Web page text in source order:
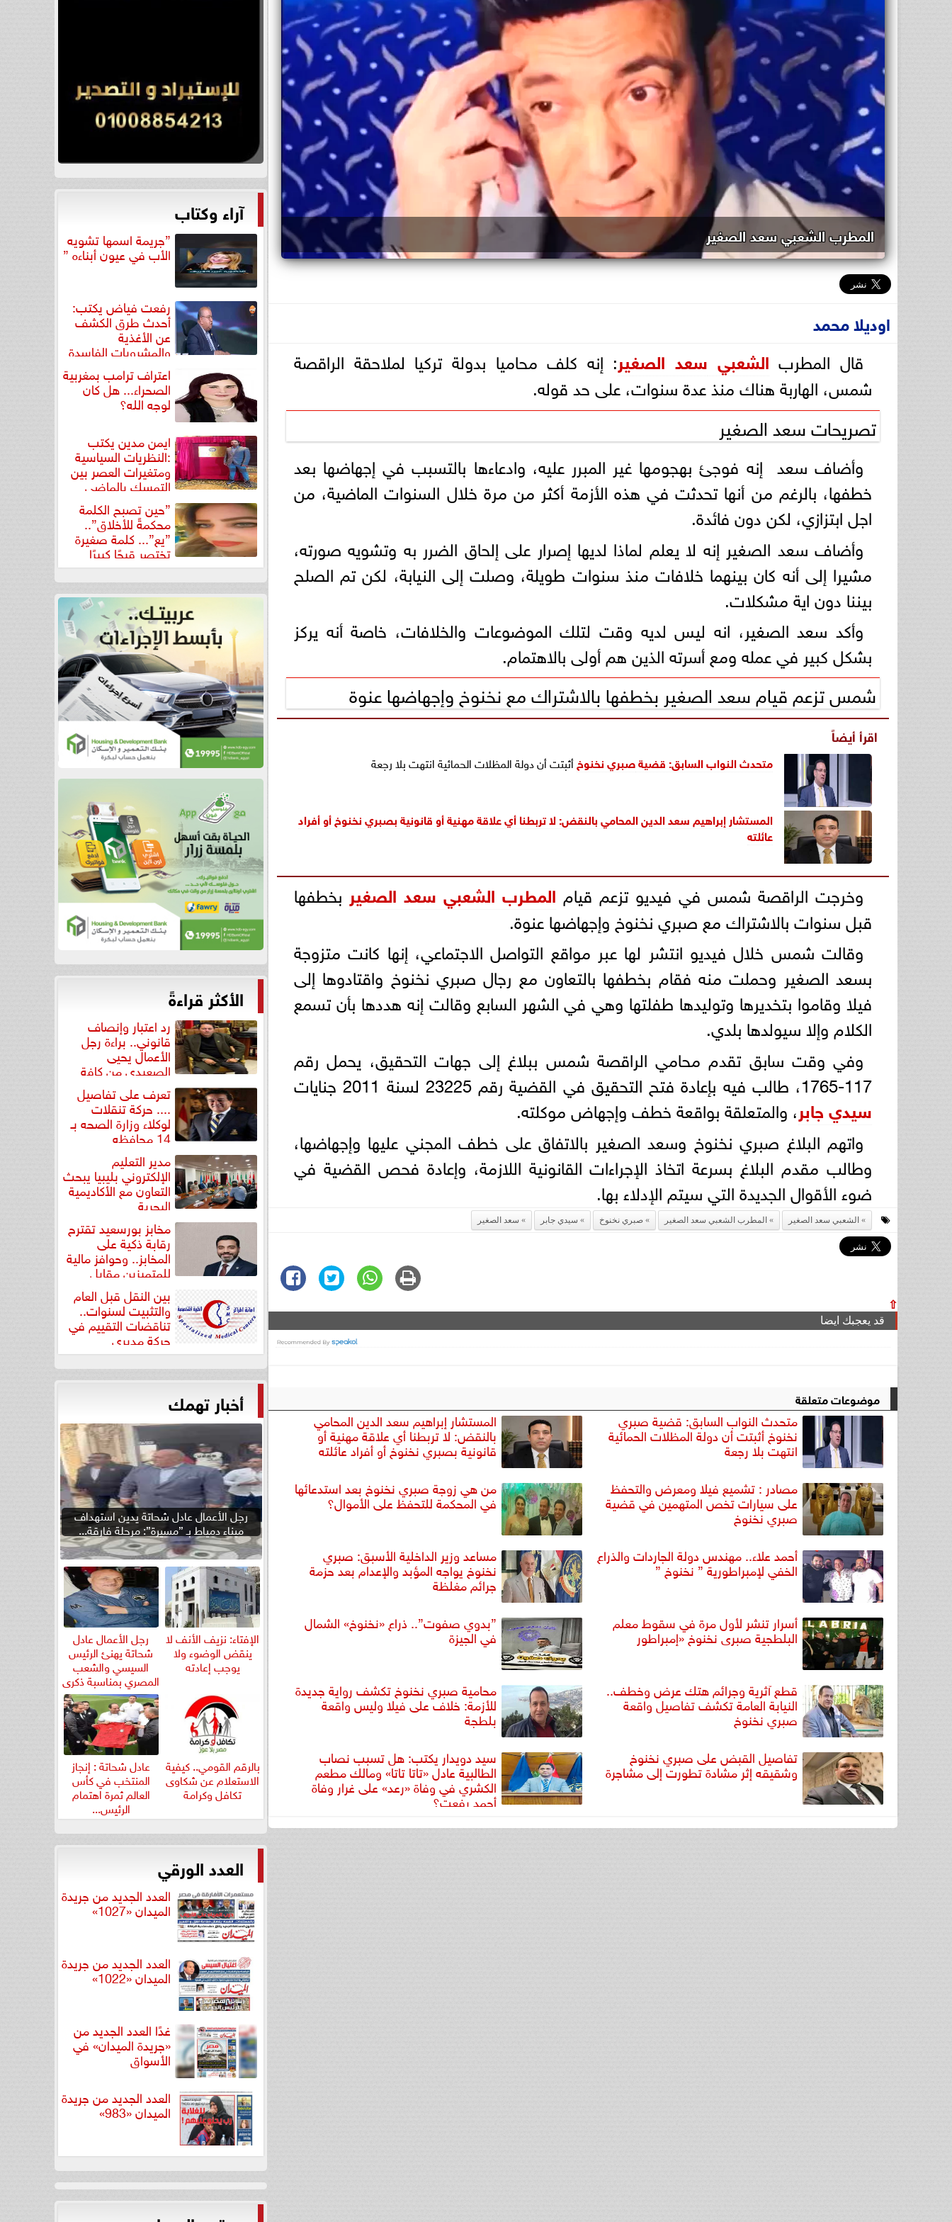
المطرب الشعبي سعد الصغير
اوديلا محمد
قال المطرب الشعبي سعد الصغير: إنه كلف محاميا بدولة تركيا لملاحقة الراقصة
شمس، الهاربة هناك منذ عدة سنوات، على حد قوله.
تصريحات سعد الصغير
وأضاف سعد إنه فوجئ بهجومها غير المبرر عليه، وادعاءها بالتسبب في إجهاضها بعد
خطفها، بالرغم من أنها تحدثت في هذه الأزمة أكثر من مرة خلال السنوات الماضية، من
اجل ابتزازي، لكن دون فائدة.
وأضاف سعد الصغير إنه لا يعلم لماذا لديها إصرار على إلحاق الضرر به وتشويه صورته،
مشيرا إلى أنه كان بينهما خلافات منذ سنوات طويلة، وصلت إلى النيابة، لكن تم الصلح
بيننا دون اية مشكلات.
وأكد سعد الصغير، انه ليس لديه وقت لتلك الموضوعات والخلافات، خاصة أنه يركز
بشكل كبير في عمله ومع أسرته الذين هم أولى بالاهتمام.
شمس تزعم قيام سعد الصغير بخطفها بالاشتراك مع نخنوخ وإجهاضها عنوة
اقرأ أيضاً
متحدث النواب السابق: قضيةصبري نخنوخأثبتت أن دولة المظلات الحمائية انتهت بلا رجعة
المستشار إبراهيم سعد الدين المحامي بالنقض: لا تربطنا أي علاقة مهنية أو قانونية بصبري نخنوخ أو أفراد
عائلته
وخرجت الراقصة شمس في فيديو تزعم قيام المطرب الشعبي سعد الصغير بخطفها
قبل سنوات بالاشتراك مع صبري نخنوخ وإجهاضها عنوة.
وقالت شمس خلال فيديو انتشر لها عبر مواقع التواصل الاجتماعي، إنها كانت متزوجة
بسعد الصغير وحملت منه فقام بخطفها بالتعاون مع رجال صبري نخنوخ واقتادوها إلى
فيلا وقاموا بتخديرها وتوليدها طفلتها وهي في الشهر السابع وقالت إنه هددها بأن تسمع
الكلام وإلا سيولدها بلدي.
وفي وقت سابق تقدم محامي الراقصة شمس ببلاغ إلى جهات التحقيق، يحمل رقم
117-1765، طالب فيه بإعادة فتح التحقيق في القضية رقم 23225 لسنة 2011 جنايات
سيدي جابر، والمتعلقة بواقعة خطف وإجهاض موكلته.
واتهم البلاغ صبري نخنوخ وسعد الصغير بالاتفاق على خطف المجني عليها وإجهاضها،
وطالب مقدم البلاغ بسرعة اتخاذ الإجراءات القانونية اللازمة، وإعادة فحص القضية في
ضوء الأقوال الجديدة التي سيتم الإدلاء بها.
الشعبي سعد الصغير المطرب الشعبي سعد الصغير صبري نخنوخ سيدي جابر سعد الصغير
⇧
قد يعجبك ايضا
موضوعات متعلقة
متحدث النواب السابق: قضية صبري
نخنوخ أثبتت أن دولة المظلات الحمائية
انتهت بلا رجعة
المستشار إبراهيم سعد الدين المحامي
بالنقض: لا تربطنا أي علاقة مهنية أو
قانونية بصبري نخنوخ أو أفراد عائلته
مصادر : تشميع فيلا ومعرض والتحفظ
على سيارات تخص المتهمين في قضية
صبري نخنوخ
من هي زوجة صبري نخنوخ بعد استدعائها
في المحكمة للتحفظ على الأموال؟
أحمد علاء.. مهندس دولة الجاردات والذراع
الخفي لإمبراطورية ” نخنوخ ”
مساعد وزير الداخلية الأسبق: صبري
نخنوخ يواجه المؤبد والإعدام بعد حزمة
جرائم مغلظة
أسرار تنشر لأول مرة في سقوط معلم
البلطجية صبرى نخنوخ «إمبراطور
​”بدوي صفوت”.. ذراع «نخنوخ» الشمال
في الجيزة
قطع آثرية وجرائم هتك عرض وخطف..
النيابة العامة تكشف تفاصيل واقعة
صبري نخنوخ
محامية صبري نخنوخ تكشف رواية جديدة
للأزمة: خلاف على فيلا وليس واقعة
بلطجة
تفاصيل القبض على صبري نخنوخ
وشقيقه إثر مشادة تطورت إلى مشاجرة
سيد دويدار يكتب: هل تسبب نصاب
الطالبية عادل «تاتا تاتا» ومالك مطعم
الكشري في وفاة «رعد» على غرار وفاة
أحمد رفعت؟
آراء وكتاب
”جريمة اسمها تشويه
الأب في عيون أبناءه ”
رفعت فياض يكتب:
أحدث طرق الكشف
عن الأغذية
والمشروبات الفاسدة
اعتراف ترامب بمغربية
الصحراء... هل كان
لوجه الله؟
ايمن مدين يكتب
:النظريات السياسية
ومتغيرات العصر بين
التمسك بالماضي
ومواجهة تحديات...”حين تصبح الكلمة
محكمةً للأخلاق”..
”يع”... كلمة صغيرة
تختصر قبحًا كبيرًا
الأكثر قراءةً
رد اعتبار وإنصاف
قانوني.. براءة رجل
الأعمال يحيى
الصعيدي من كافة
التهم... تعرف على تفاصيل
.... حركة تنقلات
لوكلاء وزارة الصحه بـ
14 محافظه
مدير التعليم
الإلكتروني بليبيا يبحث
التعاون مع الأكاديمية
البحرية
مخابز بورسعيد تقترح
رقابة ذكية على
المخابز.. وحوافز مالية
للمتميزين مقابل
بين النقل قبل العام
والتثبيت لسنوات..
تناقضات التقييم في
حركة مديري
”مستشفيات...
أخبار تهمك
رجل الأعمال عادل شحاتة يدين استهداف
ميناء دمياط بـ ”مسيرة”: مرحلة فارقة...
الإفتاء: نزيف الأنف لا
ينقض الوضوء ولا
يوجب إعادته
رجل الأعمال عادل
شحاتة يهنئ الرئيس
السيسي والشعب
المصري بمناسبة ذكرى
ثورة...
بالرقم القومي.. كيفية
الاستعلام عن شكاوى
تكافل وكرامة
عادل شحاتة : إنجاز
المنتخب في كأس
العالم ثمرة اهتمام
الرئيس...
العدد الورقي
العدد الجديد من جريدة
الميدان «1027»
العدد الجديد من جريدة
الميدان «1022»
غدًا العدد الجديد من
«جريدة الميدان» في
الأسواق
العدد الجديد من جريدة
الميدان «983»